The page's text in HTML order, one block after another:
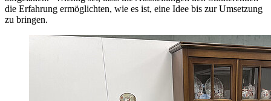
die Erfahrung ermöglichten, wie es ist, eine Idee bis zur Umsetzung
zu bringen.